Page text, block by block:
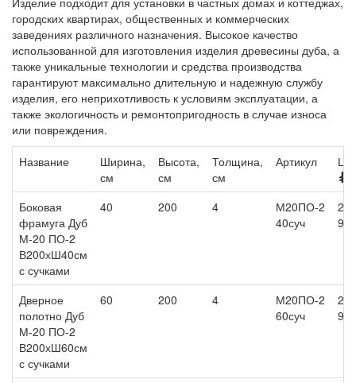
городских квартирах, общественных и коммерческих
заведениях различного назначения. Высокое качество
использованной для изготовления изделия древесины дуба, а
также уникальные технологии и средства производства
гарантируют максимально длительную и надежную службу
изделия, его неприхотливость к условиям эксплуатации, а
также экологичность и ремонтопригодность в случае износа
или повреждения.
Название
Ширина,
см
Высота,
см
Толщина,
см
Артикул
Боковая
фрамуга Дуб
М-20 ПО-2
В200хШ40см
с сучками
40 200 4
М20ПО-2
40суч
27
900
Дверное
полотно Дуб
М-20 ПО-2
В200хШ60см
с сучками
60 200 4
М20ПО-2
60суч
27
900